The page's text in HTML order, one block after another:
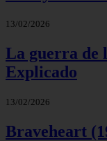
13/02/2026
La guerra de
Explicado
13/02/2026
Braveheart